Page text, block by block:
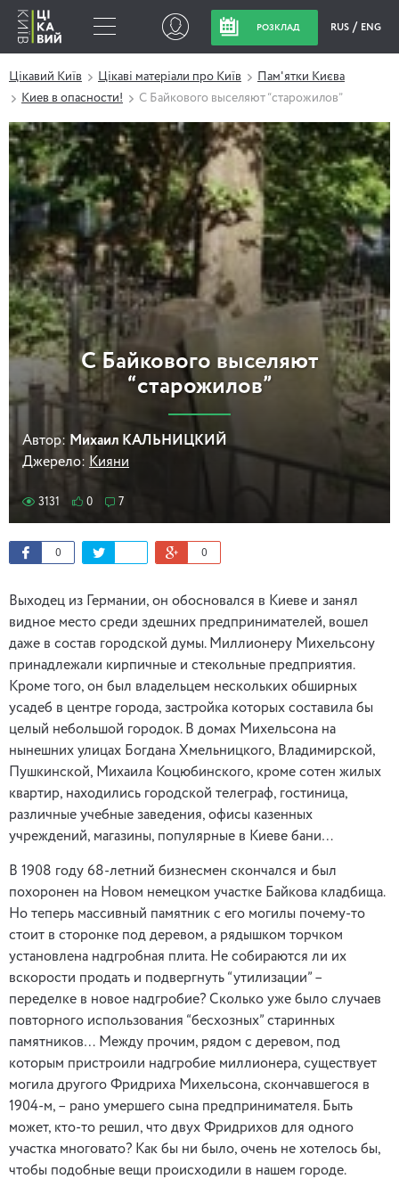
РОЗКЛАД RUS ENG
Цікавий Київ Цікаві матеріали про Київ
Пам'ятки Києва
Киев в опасности!
С Байкового выселяют “старожилов”
С Байкового выселяют
“старожилов”
Автор: Михаил КАЛЬНИЦКИЙ
Джерело: Кияни
3131 0 7
0 0
Выходец из Германии, он обосновался в Киеве и занял
видное место среди здешних предпринимателей, вошел
даже в состав городской думы. Миллионеру Михельсону
принадлежали кирпичные и стекольные предприятия.
Кроме того, он был владельцем нескольких обширных
усадеб в центре города, застройка которых составила бы
целый небольшой городок. В домах Михельсона на
нынешних улицах Богдана Хмельницкого, Владимирской,
Пушкинской, Михаила Коцюбинского, кроме сотен жилых
квартир, находились городской телеграф, гостиница,
различные учебные заведения, офисы казенных
учреждений, магазины, популярные в Киеве бани…
В 1908 году 68-летний бизнесмен скончался и был
похоронен на Новом немецком участке Байкова кладбища.
Но теперь массивный памятник с его могилы почему-то
стоит в сторонке под деревом, а рядышком торчком
установлена надгробная плита. Не собираются ли их
вскорости продать и подвергнуть “утилизации” –
переделке в новое надгробие? Сколько уже было случаев
повторного использования “бесхозных” старинных
памятников… Между прочим, рядом с деревом, под
которым пристроили надгробие миллионера, существует
могила другого Фридриха Михельсона, скончавшегося в
1904-м, – рано умершего сына предпринимателя. Быть
может, кто-то решил, что двух Фридрихов для одного
участка многовато? Как бы ни было, очень не хотелось бы,
чтобы подобные вещи происходили в нашем городе.